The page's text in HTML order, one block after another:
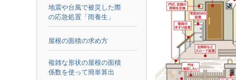
地震や台風で被災した際
の応急処置「雨養生」
屋根の面積の求め方
複雑な形状の屋根の面積
係数を使って簡単算出